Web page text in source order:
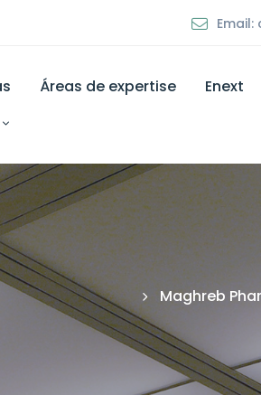
Email:
Áreas de expertise
Enext
Maghreb